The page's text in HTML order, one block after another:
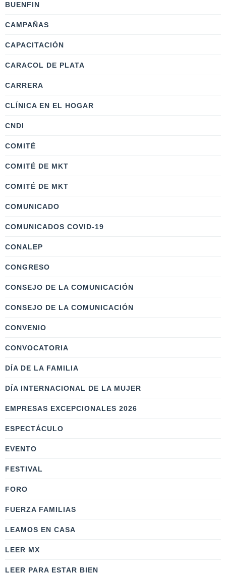
BUENFIN
CAMPAÑAS
CAPACITACIÓN
CARACOL DE PLATA
CARRERA
CLÍNICA EN EL HOGAR
CNDI
COMITÉ
COMITÉ DE MKT
COMITÉ DE MKT
COMUNICADO
COMUNICADOS COVID-19
CONALEP
CONGRESO
CONSEJO DE LA COMUNICACIÓN
CONSEJO DE LA COMUNICACIÓN
CONVENIO
CONVOCATORIA
DÍA DE LA FAMILIA
DÍA INTERNACIONAL DE LA MUJER
EMPRESAS EXCEPCIONALES 2026
ESPECTÁCULO
EVENTO
FESTIVAL
FORO
FUERZA FAMILIAS
LEAMOS EN CASA
LEER MX
LEER PARA ESTAR BIEN